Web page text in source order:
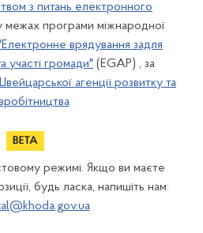
з питань електронного
межах програми міжнародної
врядування задля
участі громади" (EGAP) , за
агенції розвитку та
режимі. Якщо ви маєте
будь ласка, напишіть нам: